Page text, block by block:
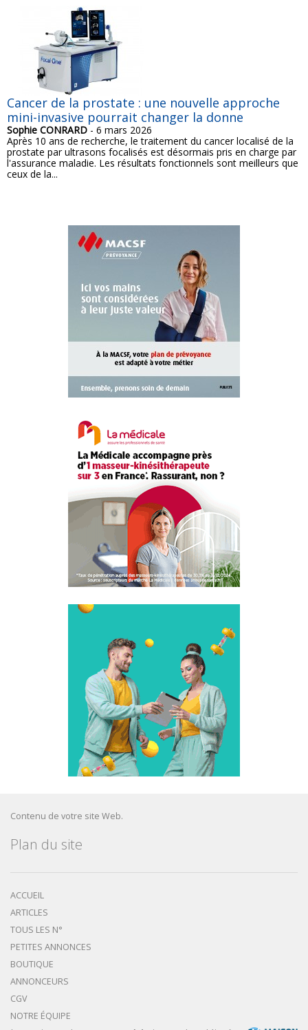
Cancer de la prostate : une nouvelle approche
mini-invasive pourrait changer la donne
Sophie CONRARD - 6 mars 2026
Après 10 ans de recherche, le traitement du cancer localisé de la
prostate par ultrasons focalisés est désormais pris en charge par
l'assurance maladie. Les résultats fonctionnels sont meilleurs que
ceux de la...
Contenu de votre site Web.
Plan du site
ACCUEIL
ARTICLES
TOUS LES N°
PETITES ANNONCES
BOUTIQUE
ANNONCEURS
CGV
NOTRE ÉQUIPE